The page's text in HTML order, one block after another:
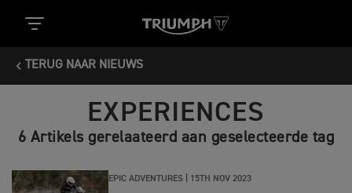
TERUG NAAR NIEUWS
EXPERIENCES
6 Artikels gerelaateerd aan geselecteerde tag
EPIC ADVENTURES | 15TH NOV 2023